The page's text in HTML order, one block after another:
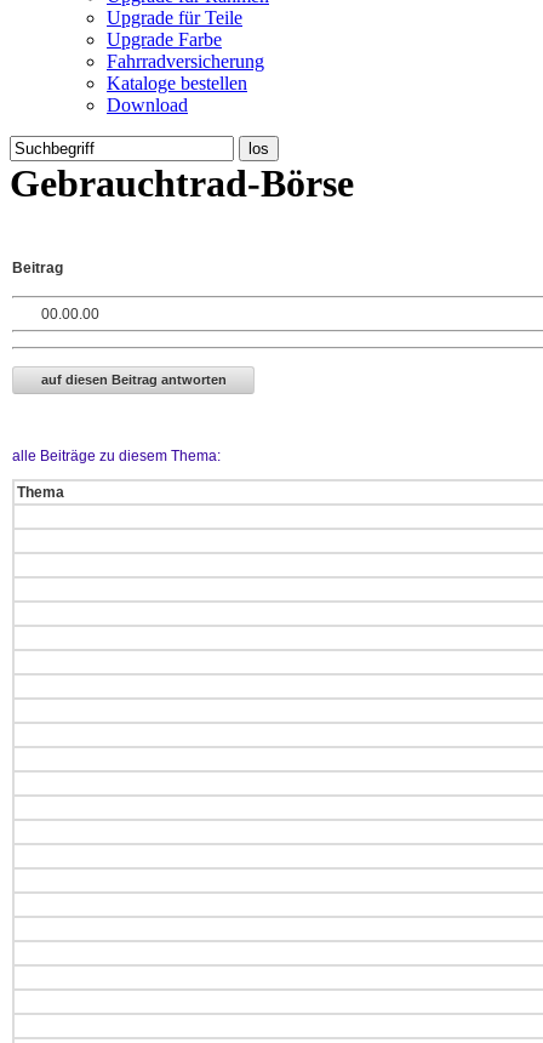
Upgrade für Teile
Upgrade Farbe
Fahrradversicherung
Kataloge bestellen
Download
Gebrauchtrad-Börse
Beitrag
00.00.00
alle Beiträge zu diesem Thema:
Thema